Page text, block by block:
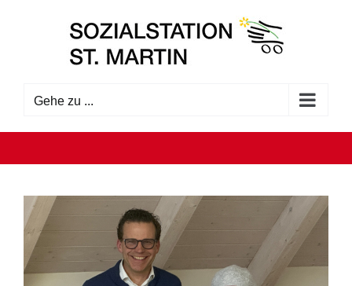
Gehe zu ...